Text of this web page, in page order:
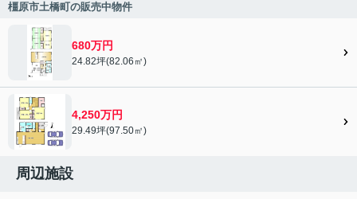
橿原市土橋町の販売中物件
680万円
24.82坪(82.06㎡)
4,250万円
29.49坪(97.50㎡)
周辺施設